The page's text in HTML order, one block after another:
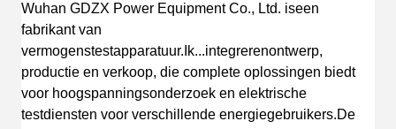
Wuhan GDZX Power Equipment Co., Ltd. iseen
fabrikant van
vermogenstestapparatuur. Ik...integrerenontwerp,
productie en verkoop, die complete oplossingen biedt
voor hoogspanningsonderzoek en elektrische
testdiensten voor verschillende energiegebruikers.De